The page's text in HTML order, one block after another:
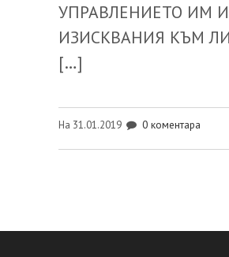
УПРАВЛЕНИЕТО ИМ И
ИЗИСКВАНИЯ КЪМ
[…]
На 31.01.2019 0 коментара